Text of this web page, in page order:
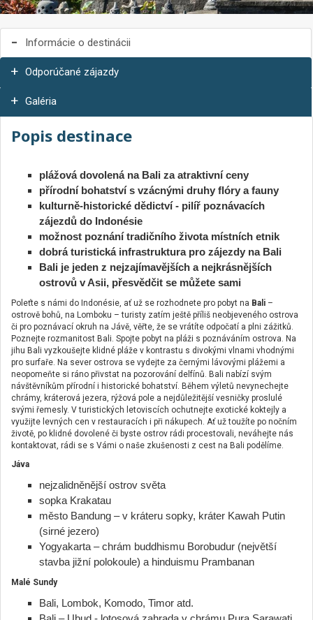
Informácie o destinácii
Odporúčané zájazdy
Galéria
Popis destinace
plážová dovolená na Bali za atraktivní ceny
přírodní bohatství s vzácnými druhy flóry a fauny
kulturně-historické dědictví - pilíř poznávacích
zájezdů do Indonésie
možnost poznání tradičního života místních etnik
dobrá turistická infrastruktura pro zájezdy na Bali
Bali je jeden z nejzajímavějších a nejkrásnějších
ostrovů v Asii, přesvědčit se můžete sami
Poleťte s námi do Indonésie, ať už se rozhodnete pro pobyt na Bali –
ostrově bohů, na Lomboku – turisty zatím ještě příliš neobjeveného ostrova
či pro poznávací okruh na Jávě, věřte, že se vrátíte odpočatí a plni zážitků.
Poznejte rozmanitost Bali. Spojte pobyt na pláži s poznáváním ostrova. Na
jihu Bali vyzkoušejte klidné pláže v kontrastu s divokými vlnami vhodnými
pro surfaře. Na sever ostrova se vydejte za černými lávovými plážemi a
neopomeňte si ráno přivstat na pozorování delfínů. Bali nabízí svým
návštěvníkům přírodní i historické bohatství. Během výletů nevynechejte
chrámy, kráterová jezera, rýžová pole a nejdůležitější vesničky proslulé
svými řemesly. V turistických letoviscích ochutnejte exotické koktejly a
využijte levných cen v restauracích i při nákupech. Ať už toužíte po nočním
životě, po klidné dovolené či byste ostrov rádi procestovali, neváhejte nás
kontaktovat, rádi se s Vámi o naše zkušenosti z cest na Bali podělíme.
Jáva
nejzalidněnější ostrov světa
sopka Krakatau
město Bandung – v kráteru sopky, kráter Kawah Putin
(sirné jezero)
Yogyakarta – chrám buddhismu Borobudur (největší
stavba jižní polokoule) a hinduismu Prambanan
Malé Sundy
Bali, Lombok, Komodo, Timor atd.